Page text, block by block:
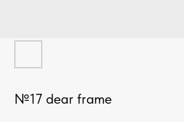
№17 dear frame